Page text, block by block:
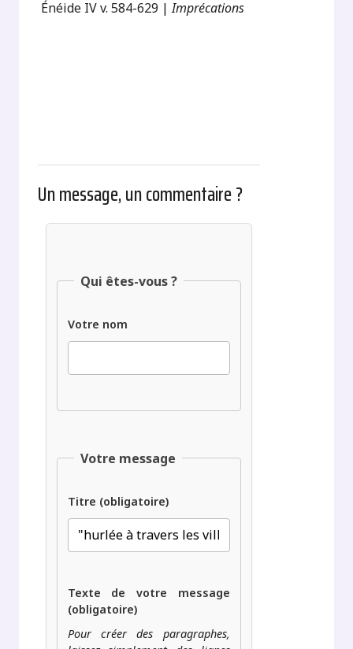
Énéide IV v. 584-629 |Imprécations
Un message, un commentaire ?
Qui êtes-vous ?
Votre nom
Votre message
Titre (obligatoire)
Texte de votre message
(obligatoire)
Pour créer des paragraphes,